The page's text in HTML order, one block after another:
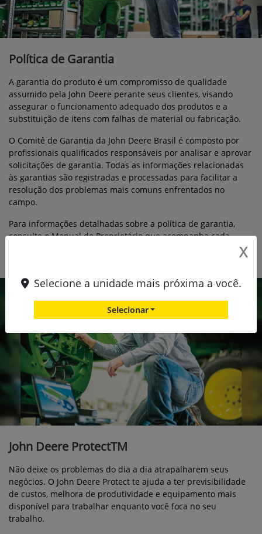
Política de Garantia
A garantia do produto é um compromisso de qualidade
assumido pela John Deere perante seus clientes, visando
assegurar o funcionamento adequado dos produtos e a
substituição de itens com falhas de material ou fabricação.
O Comitê de Garantia da John Deere Brasil é composto por
profissionais qualificados responsáveis por analisar e aprovar
solicitações de garantia. Todas as informações relacionadas
às garantias são registradas e processadas para facilitar a
resolução dos problemas mais comuns enfrentados no
campo.
Para informações detalhadas sobre a política de garantia,
consulte o Manual do Proprietário que acompanha cada
John Deere ProtectTM
Não deixe os problemas do dia a dia atrapalharem seus
negócios. O John Deere Protect te ajuda a ter previsibilidade
de custos, melhora de produtividade e equipamento mais
disponível para trabalhar enquanto você foca no seu
trabalho.
X
Selecione a unidade mais próxima a você.
Selecionar